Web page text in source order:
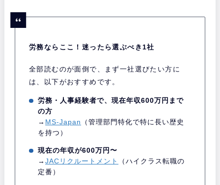
労務ならここ！迷ったら選ぶべき1社
全部読むのが面倒で、まず一社選びたい方に
は、以下がおすすめです。
労務・人事経験者で、現在年収600万円まで
の方
→ MS-Japan
（管理部門特化で特に長い歴史
を持つ）
現在の年収が600万円〜
→JACリクルートメント
（ハイクラス転職の
定番）